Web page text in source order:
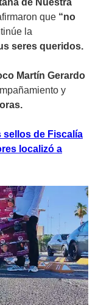
que “no
la
seres queridos.
Martín Gerardo
y
sellos de Fiscalía
localizó a